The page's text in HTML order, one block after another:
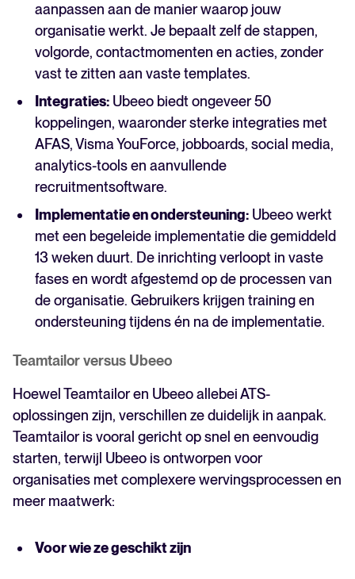
aanpassen aan de manier waarop jouw
organisatie werkt. Je bepaalt zelf de stappen,
volgorde, contactmomenten en acties, zonder
vast te zitten aan vaste templates.
Integraties: Ubeeo biedt ongeveer 50
koppelingen, waaronder sterke integraties met
AFAS, Visma YouForce, jobboards, social media,
analytics-tools en aanvullende
recruitmentsoftware.
Implementatie en ondersteuning: Ubeeo werkt
met een begeleide implementatie die gemiddeld
13 weken duurt. De inrichting verloopt in vaste
fases en wordt afgestemd op de processen van
de organisatie. Gebruikers krijgen training en
ondersteuning tijdens én na de implementatie.
Teamtailor versus Ubeeo
Hoewel Teamtailor en Ubeeo allebei ATS-
oplossingen zijn, verschillen ze duidelijk in aanpak.
Teamtailor is vooral gericht op snel en eenvoudig
starten, terwijl Ubeeo is ontworpen voor
organisaties met complexere wervingsprocessen en
meer maatwerk:
Voor wie ze geschikt zijn